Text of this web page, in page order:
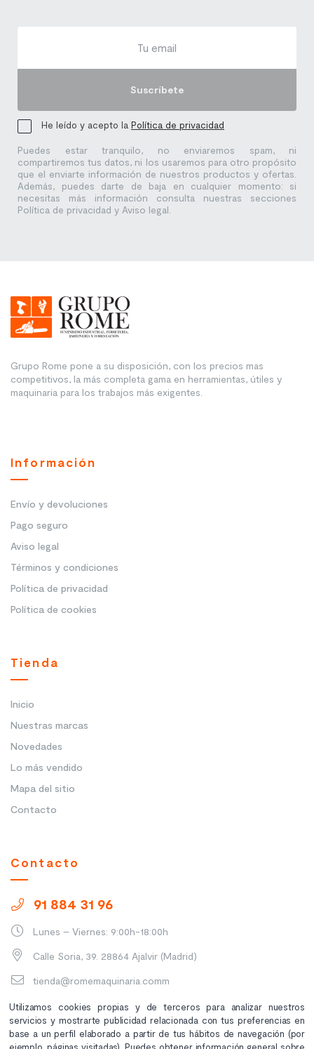
Puedes estar tranquilo, no enviaremos spam, ni
compartiremos tus datos, ni los usaremos para otro propósito
que el enviarte información de nuestros productos y ofertas.
Además, puedes darte de baja en cualquier momento: si
necesitas más información consulta nuestras secciones
Política de privacidad y Aviso legal.
Suscríbete
He leído y acepto la Política de privacidad
Grupo Rome pone a su disposición, con los precios mas
competitivos, la más completa gama en herramientas, útiles y
maquinaria para los trabajos más exigentes.
Información
Envío y devoluciones
Pago seguro
Aviso legal
Términos y condiciones
Política de privacidad
Política de cookies
Tienda
Inicio
Nuestras marcas
Novedades
Lo más vendido
Mapa del sitio
Contacto
Contacto
91 884 31 96
Lunes – Viernes: 9:00h-18:00h
Calle Soria, 39. 28864 Ajalvir (Madrid)
tienda@romemaquinaria.comm
Utilizamos cookies propias y de terceros para analizar nuestros
servicios y mostrarte publicidad relacionada con tus preferencias en
base a un perfil elaborado a partir de tus hábitos de navegación (por